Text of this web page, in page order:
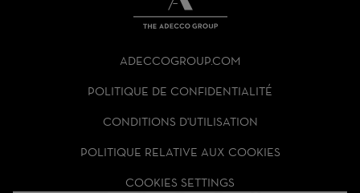
GROUP
HOMEPAGE
ADECCOGROUP.COM
POLITIQUE DE CONFIDENTIALITÉ
CONDITIONS D'UTILISATION
POLITIQUE RELATIVE AUX COOKIES
COOKIES SETTINGS